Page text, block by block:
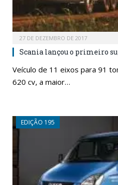
27 DE DEZEMBRO DE 2017
Scania lançou o primeiro
Veículo de 11 eixos para 91
620 cv, a maior…
EDIÇÃO 195